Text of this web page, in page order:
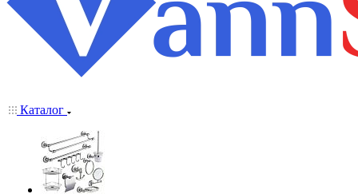
Каталог